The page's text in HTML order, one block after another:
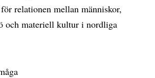
relationen mellan människor,
och materiell kultur i nordliga